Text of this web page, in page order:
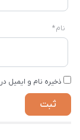
نام*
ذخیره نام و ایمیل